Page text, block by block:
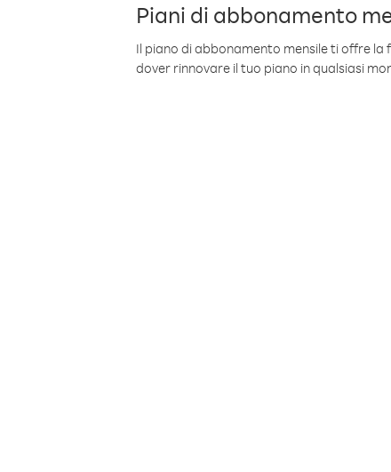
Piani di abbonamento
Il piano di abbonamento mensile ti offre la
dover rinnovare il tuo piano in qualsiasi